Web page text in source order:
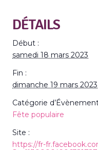
DÉTAILS
Début :
samedi 18 mars 2023
Fin :
dimanche 19 mars 2023
Catégorie
Fête populaire
Site :
https://fr-